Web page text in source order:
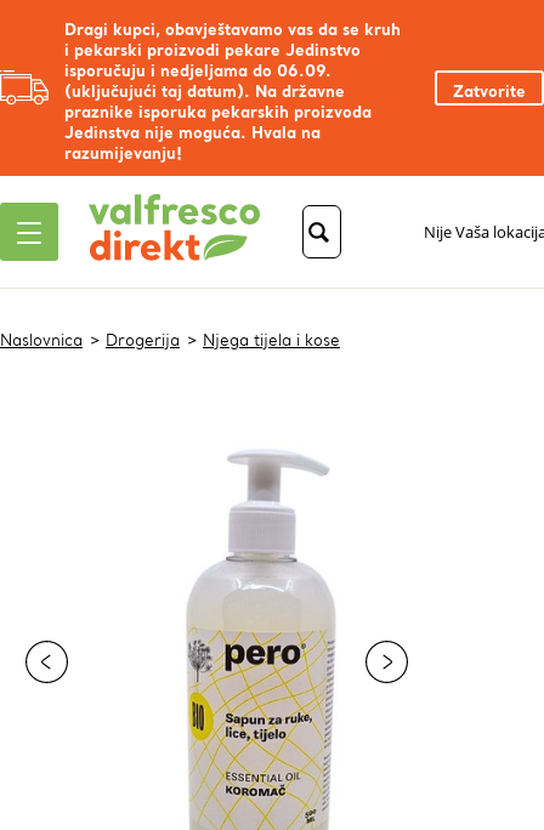
Dragi kupci, obavještavamo vas da se kruh
i pekarski proizvodi pekare Jedinstvo
isporučuju i nedjeljama do 06.09.
(uključujući taj datum). Na državne
praznike isporuka pekarskih proizvoda
Jedinstva nije moguća. Hvala na
razumijevanju!
Zatvorite
Nije Vaša
Naslovnica Drogerija Njega tijela i kose